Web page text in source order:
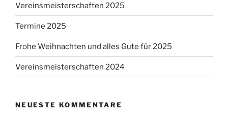
Vereinsmeisterschaften 2025
Termine 2025
Frohe Weihnachten und alles Gute für 2025
Vereinsmeisterschaften 2024
NEUESTE KOMMENTARE